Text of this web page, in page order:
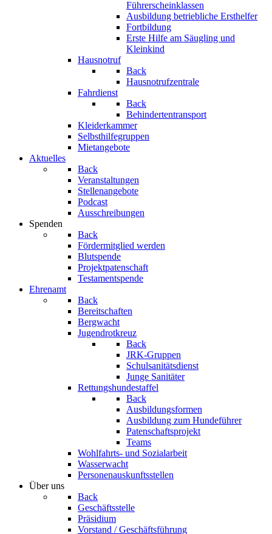
Führerscheinklassen
Ausbildung betriebliche Ersthelfer
Fortbildung
Erste Hilfe am Säugling und
Kleinkind
Hausnotruf
Back
Hausnotrufzentrale
Fahrdienst
Back
Behindertentransport
Kleiderkammer
Selbsthilfegruppen
Mietangebote
Aktuelles
Back
Veranstaltungen
Stellenangebote
Podcast
Ausschreibungen
Spenden
Back
Fördermitglied werden
Blutspende
Projektpatenschaft
Testamentspende
Ehrenamt
Back
Bereitschaften
Bergwacht
Jugendrotkreuz
Back
JRK-Gruppen
Schulsanitätsdienst
Junge Sanitäter
Rettungshundestaffel
Back
Ausbildungsformen
Ausbildung zum Hundeführer
Patenschaftsprojekt
Teams
Wohlfahrts- und Sozialarbeit
Wasserwacht
Personenauskunftsstellen
Über uns
Back
Geschäftsstelle
Präsidium
Vorstand / Geschäftsführung